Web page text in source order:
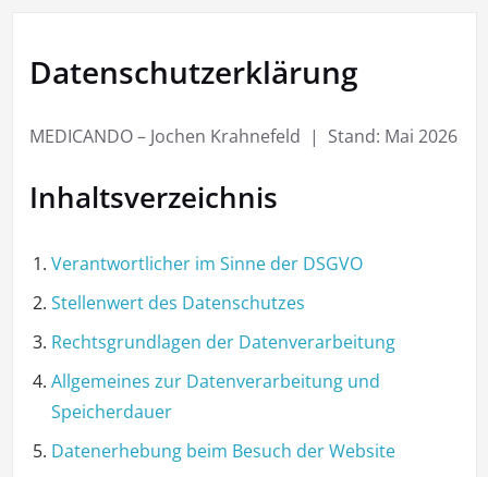
Datenschutzerklärung
MEDICANDO – Jochen Krahnefeld | Stand: Mai 2026
Inhaltsverzeichnis
Verantwortlicher im Sinne der DSGVO
Stellenwert des Datenschutzes
Rechtsgrundlagen der Datenverarbeitung
Allgemeines zur Datenverarbeitung und
Speicherdauer
Datenerhebung beim Besuch der Website